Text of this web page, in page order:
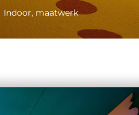
Indoor, maatwerk